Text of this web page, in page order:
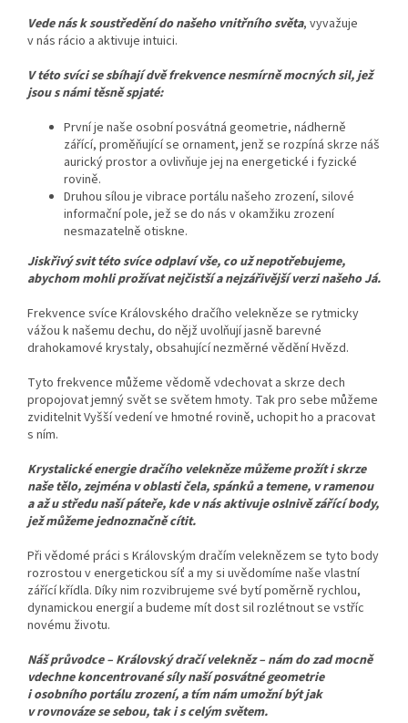
Vede nás k soustředění do našeho vnitřního světa, vyvažuje
v nás rácio a aktivuje intuici.
V této svíci se sbíhají dvě frekvence nesmírně mocných sil, jež
jsou s námi těsně spjaté:
První je naše osobní posvátná geometrie, nádherně
zářící, proměňující se ornament, jenž se rozpíná skrze náš
aurický prostor a ovlivňuje jej na energetické i fyzické
rovině.
Druhou sílou je vibrace portálu našeho zrození, silové
informační pole, jež se do nás v okamžiku zrození
nesmazatelně otiskne.
Jiskřivý svit této svíce odplaví vše, co už nepotřebujeme,
abychom mohli prožívat nejčistší a nejzářivější verzi našeho Já.
Frekvence svíce Královského dračího velekněze se rytmicky
vážou k našemu dechu, do nějž uvolňují jasně barevné
drahokamové krystaly, obsahující nezměrné vědění Hvězd.
Tyto frekvence můžeme vědomě vdechovat a skrze dech
propojovat jemný svět se světem hmoty. Tak pro sebe můžeme
zviditelnit Vyšší vedení ve hmotné rovině, uchopit ho a pracovat
s ním.
Krystalické energie dračího velekněze můžeme prožít i skrze
naše tělo, zejména v oblasti čela, spánků a temene, v ramenou
a až u středu naší páteře, kde v nás aktivuje oslnivě zářící body,
jež můžeme jednoznačně cítit.
Při vědomé práci s Královským dračím veleknězem se tyto body
rozrostou v energetickou síť a my si uvědomíme naše vlastní
zářící křídla. Díky nim rozvibrujeme své bytí poměrně rychlou,
dynamickou energií a budeme mít dost sil rozlétnout se vstříc
novému životu.
Náš průvodce – Královský dračí velekněz – nám do zad mocně
vdechne koncentrované síly naší posvátné geometrie
i osobního portálu zrození, a tím nám umožní být jak
v rovnováze se sebou, tak i s celým světem.